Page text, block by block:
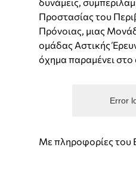
Προστασίας του
Πρόνοιας, μιας
ομάδας Αστικής
όχημα παραμένει στο
Error
Με πληροφορίες του